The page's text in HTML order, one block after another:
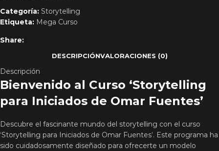
Categoría: Storytelling
Etiqueta: Mega Curso
Share:
DESCRIPCIÓNVALORACIONES (0)
Descripción
Bienvenido al Curso ‘Storytelling
para Iniciados de Omar Fuentes’
Descubre el fascinante mundo del storytelling con el curso
‘Storytelling para Iniciados de Omar Fuentes’. Este programa ha
sido cuidadosamente diseñado para ofrecerte un modelo